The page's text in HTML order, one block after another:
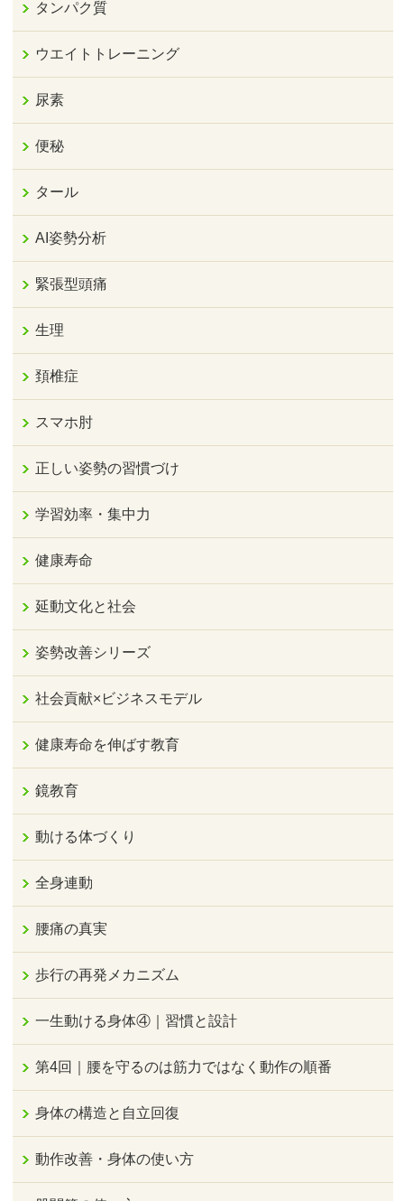
タンパク質
ウエイトトレーニング
尿素
便秘
タール
AI姿勢分析
緊張型頭痛
生理
頚椎症
スマホ肘
正しい姿勢の習慣づけ
学習効率・集中力
健康寿命
延動文化と社会
姿勢改善シリーズ
社会貢献×ビジネスモデル
健康寿命を伸ばす教育
鏡教育
動ける体づくり
全身連動
腰痛の真実
歩行の再発メカニズム
一生動ける身体④｜習慣と設計
第4回｜腰を守るのは筋力ではなく動作の順番
身体の構造と自立回復
動作改善・身体の使い方